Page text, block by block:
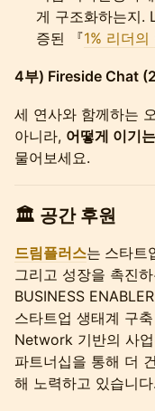
게 구조화하는지.
증된 『1% 리더
4부) Fireside Chat
세 연사와 함께하는
아니라, 어떻게 이기
물어보세요.
🏛️ 공간 후원
드림플러스는 스타트
그리고 성장을 촉진
BUSINESS
스타트업 생태계 구
Network 기반의 사
파트너십을 통해 더
해 노력하고 있습니다.